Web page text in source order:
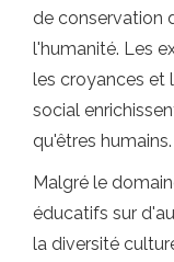
de conservation
l'humanité. Les
les croyances et
social
qu'êtres humains.
Malgré le
éducatifs sur
la diversité